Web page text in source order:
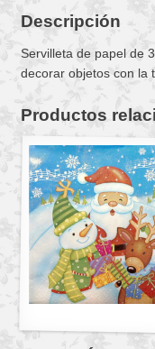
Descripción
Servilleta de papel de
decorar objetos con la
Productos